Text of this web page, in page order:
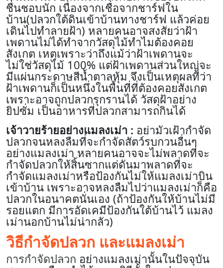
ชื่นชอบนัก เนื่องจากเชื่อจากชาร์ฟใน
บ้าน(ปลวกใต้ดินเข้าบ้านทางชาร์ฟ แล้วค่อย
เดินไปทำลายฝ้า) หลายคนอาจสงสัยว่าฝ้า
เพดานไม่ได้ทำจากวัสดุไม้ทำไมต้องคอย
สังเกต เหตุเพราะว่าถึงแม้ว่าฝ้าเพดานจะ
ไม่ใช่วัสดุไม้ 100% แต่ฝ้าเพดานส่วนใหญ่จะ
มีแผ่นกระดาษสีน้ำตาลหุ้ม จึงเป็นเหตุผลที่ว่า
ฝ้าเพดานก็เป็นหนึ่งในพื้นที่ที่ต้องคอยสังเกต
เพราะอาจถูกปลวกรุกรานได้ วัสดุฝ้าอย่าง
ยิปซั่ม เป็นอาหารที่ปลวกสามารถกินได้
เจ้าวายร้ายอย่างแมลงเม่า : อย่ามัวเฝ้ากำจัด
ปลวกจนหลงลืมที่จะกำจัดสัตว์รบกวนอื่นๆ
อย่างแมลงเม่า หลายคนอาจจะไม่พลาดที่จะ
กำจัดปลวกให้สิ้นซากแต่ดันมาพลาดที่จะ
กำจัดแมลงเม่าหรือป้องกันไม่ให้แมลงเม่าบิน
เข้าบ้าน เพราะอาจหลงลืมไปว่าแมลงเม่าก็คือ
ปลวกในอนาคตนั่นเอง (ถ้าป้องกันให้บ้านไม่มี
รอยแตก มีการอัดเคมีป้องกันใต้บ้านไว้ แมลง
เม่านอกบ้านไม่น่ากลัว)
วิธีกำจัดปลวก และแมลงเม่า
การกำจัดปลวก อย่างแมลงเม่านั้นในปัจจุบัน